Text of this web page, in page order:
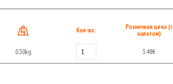
Кол-во:
Розничная цена (с
налогом)
0.30kg 3.48€